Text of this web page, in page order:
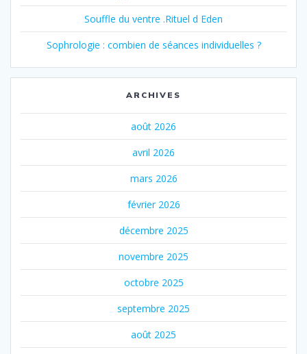
Souffle du ventre .Rituel d Eden
Sophrologie : combien de séances individuelles ?
ARCHIVES
août 2026
avril 2026
mars 2026
février 2026
décembre 2025
novembre 2025
octobre 2025
septembre 2025
août 2025